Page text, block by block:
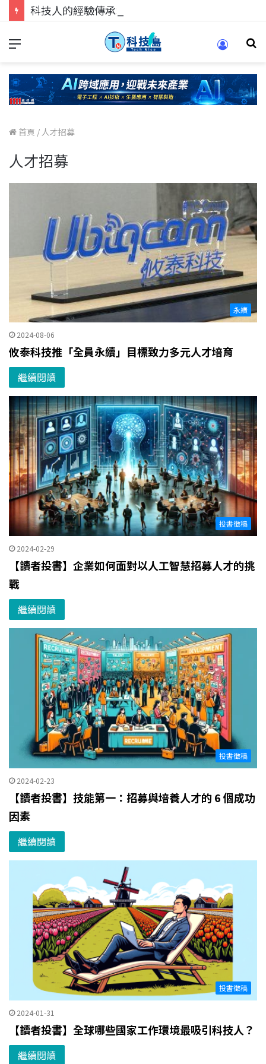
首頁 / 人才招募
人才招募
永續
2024-08-06
攸泰科技推「全員永續」目標致力多元人才培育
繼續閱讀
投書徵稿
2024-02-29
【讀者投書】企業如何面對以人工智慧招募人才的挑
戰
繼續閱讀
投書徵稿
2024-02-23
【讀者投書】技能第一：招募與培養人才的 6 個成功
因素
繼續閱讀
投書徵稿
2024-01-31
【讀者投書】全球哪些國家工作環境最吸引科技人？
繼續閱讀